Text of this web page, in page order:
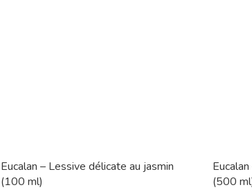
Eucalan – Lessive délicate au jasmin
(100 ml)
(500